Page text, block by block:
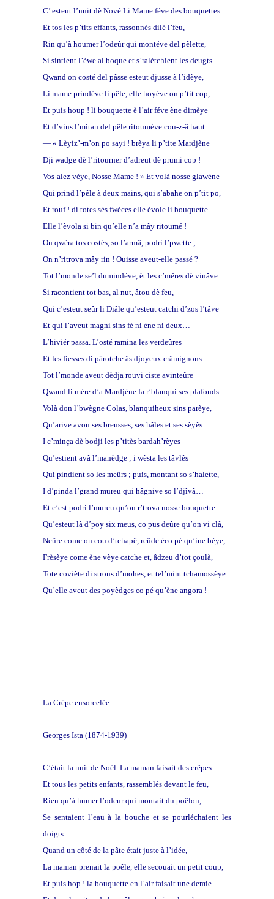
C’ esteut l’nuit dè Nové.Li Mame féve des bouquettes.
Et tos les p’tits effants, rassonnés dilé l’feu,
Rin qu’à houmer l’odeûr qui montéve del pêlette,
Si sintient l’èwe al boque et s’ralètchient les deugts.
Qwand on costé del pâsse esteut djusse à l’idèye,
Li mame prindéve li pêle, elle hoyéve on p’tit cop,
Et puis houp ! li bouquette è l’air féve ène dimèye
Et d’vins l’mitan del pêle ritouméve cou-z-â haut.
— « Lèyiz’-m’on po sayi ! brèya li p’tite Mardjène
Dji wadge dè l’ritourner d’adreut dè prumi cop !
Vos-alez vèye, Nosse Mame ! » Et volà nosse glawène
Qui prind l’pêle à deux mains, qui s’abahe on p’tit po,
Et rouf ! di totes sès fwèces elle èvole li bouquette…
Elle l’èvola si bin qu’elle n’a mây ritoumé !
On qwèra tos costés, so l’armâ, podri l’pwette ;
On n’ritrova mây rin ! Ouisse aveut-elle passé ?
Tot l’monde se’l dumindéve, èt les c’méres dè vinâve
Si racontient tot bas, al nut, âtou dè feu,
Qui c’esteut seûr li Diâle qu’esteut catchi d’zos l’tâve
Et qui l’aveut magni sins fé ni ène ni deux…
L’hiviér passa. L’osté ramina les verdeûres
Et les fiesses di pârotche âs djoyeux crâmignons.
Tot l’monde aveut dèdja rouvi ciste avinteûre
Qwand li mére d’a Mardjène fa r’blanqui ses plafonds.
Volà don l’bwègne Colas, blanquiheux sins parèye,
Qu’arive avou ses breusses, ses hâles et ses sèyês.
I c’minça dè bodji les p’titès bardah’rèyes
Qu’estient avâ l’manèdge ; i wèsta les tâvlês
Qui pindient so les meûrs ; puis, montant so s’halette,
I d’pinda l’grand mureu qui hâgnive so l’djîvâ…
Et c’est podri l’mureu qu’on r’trova nosse bouquette
Qu’esteut là d’poy six meus, co pus deûre qu’on vi clâ,
Neûre come on cou d’tchapê, reûde èco pé qu’ine bèye,
Frèsèye come ène vèye catche et, âdzeu d’tot çoulà,
Tote coviète di strons d’mohes, et tel’mint tchamossèye
Qu’elle aveut des poyèdges co pé qu’ène angora !
La Crêpe ensorcelée
Georges Ista (1874-1939)
C’était la nuit de Noël. La maman faisait des crêpes.
Et tous les petits enfants, rassemblés devant le feu,
Rien qu’à humer l’odeur qui montait du poêlon,
Se sentaient l’eau à la bouche et se pourléchaient les
doigts.
Quand un côté de la pâte était juste à l’idée,
La maman prenait la poêle, elle secouait un petit coup,
Et puis hop ! la bouquette en l’air faisait une demie